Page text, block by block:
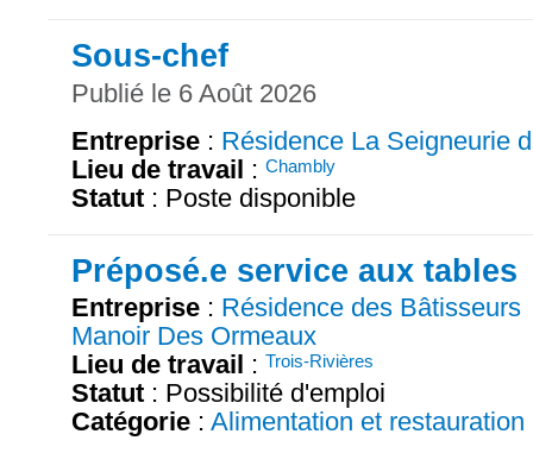
Sous-chef
Publié le 6 Août 2026
Entreprise : Résidence La Seigneurie
Lieu de travail : Chambly
Statut : Poste disponible
Préposé.e service aux tables
Entreprise : Résidence des Bâtisseurs
Manoir Des Ormeaux
Lieu de travail : Trois-Rivières
Statut : Possibilité d'emploi
Catégorie : Alimentation et restauration